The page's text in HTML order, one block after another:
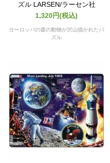
ズル LARSEN/ラーセン社
1,320円(税込)
ヨーロッパの森の動物が沢山描かれたパ
ズル